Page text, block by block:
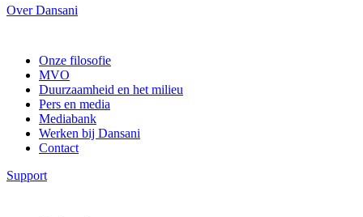
Over Dansani
Onze filosofie
MVO
Duurzaamheid en het milieu
Pers en media
Mediabank
Werken bij Dansani
Contact
Support